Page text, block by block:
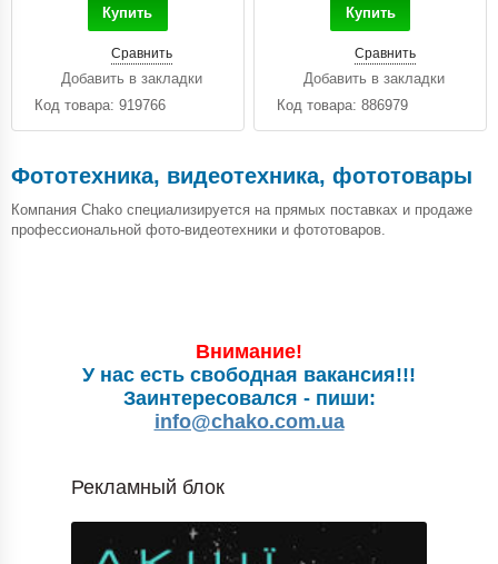
Купить
Сравнить
Добавить в закладки
Код товара: 919766
Купить
Сравнить
Добавить в закладки
Код товара: 886979
Фототехника, видеотехника, фототовары
Компания Chako специализируется на прямых поставках и продаже
профессиональной фото-видеотехники и фототоваров.
Внимание!
У нас есть свободная вакансия!!!
Заинтересовался - пиши:
info@chako.com.ua
Рекламный блок